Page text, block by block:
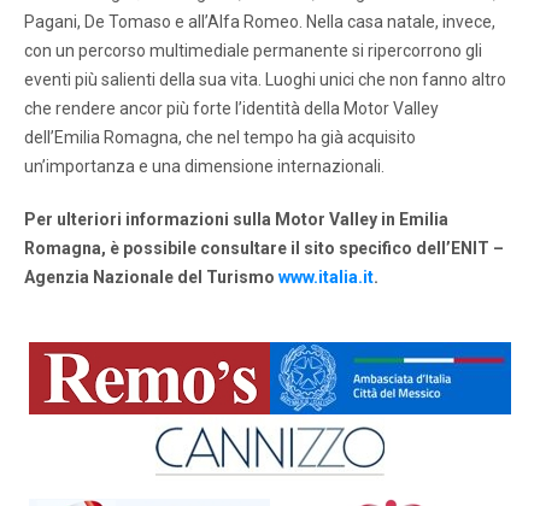
Pagani, De Tomaso e all’Alfa Romeo. Nella casa natale, invece,
con un percorso multimediale permanente si ripercorrono gli
eventi più salienti della sua vita. Luoghi unici che non fanno altro
che rendere ancor più forte l’identità della Motor Valley
dell’Emilia Romagna, che nel tempo ha già acquisito
un’importanza e una dimensione internazionali.
Per ulteriori informazioni sulla Motor Valley in Emilia
Romagna, è possibile consultare il sito specifico dell’ENIT –
Agenzia Nazionale del Turismo www.italia.it.